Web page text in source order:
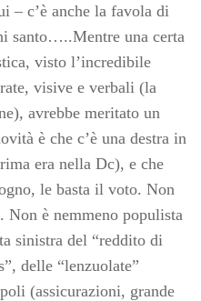
– c’è anche la favola di
santo…..Mentre una certa
visto l’incredibile
visive e verbali (la
avrebbe meritato un
è che c’è una destra in
era nella Dc), e che
le basta il voto. Non
Non è nemmeno populista
sinistra del “reddito di
delle “lenzuolate”
(assicurazioni, grande